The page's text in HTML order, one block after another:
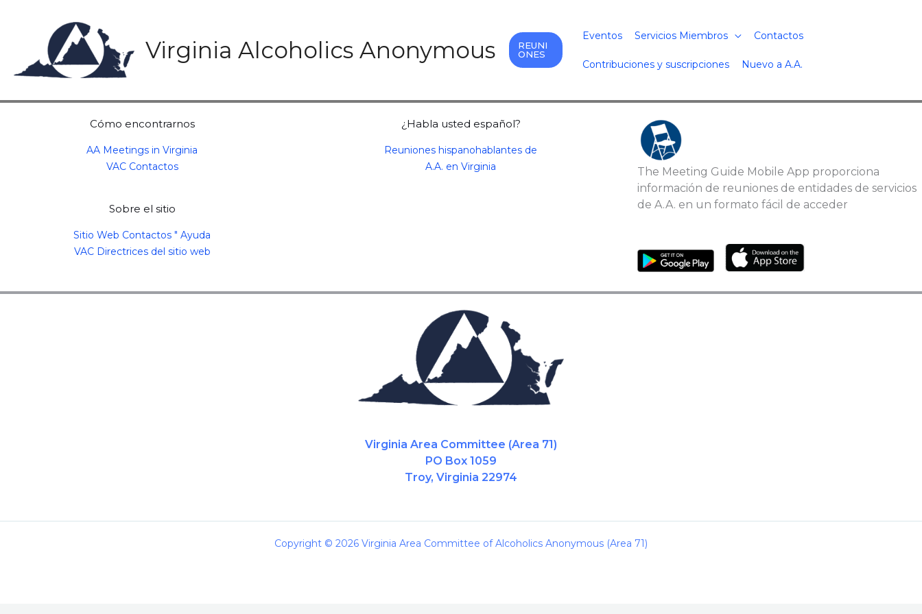
Virginia Alcoholics Anonymous
REUNI
ONES
Eventos Servicios Miembros Contactos
Contribuciones y suscripciones Nuevo a A.A.
Cómo encontrarnos
AA Meetings in Virginia
VAC Contactos
Sobre el sitio
Sitio Web Contactos " Ayuda
VAC Directrices del sitio web
¿Habla usted español?
Reuniones hispanohablantes de
A.A. en Virginia
The Meeting Guide Mobile App proporciona
información de reuniones de entidades de servicios
de A.A. en un formato fácil de acceder
Virginia Area Committee (Area 71)
PO Box 1059
Troy, Virginia 22974
Copyright © 2026 Virginia Area Committee of Alcoholics Anonymous (Area 71)